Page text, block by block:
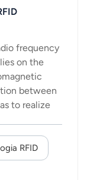
frequency
on the
between
to realize
obtain
typical
radio
RFID